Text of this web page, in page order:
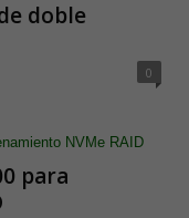
doble
0
para